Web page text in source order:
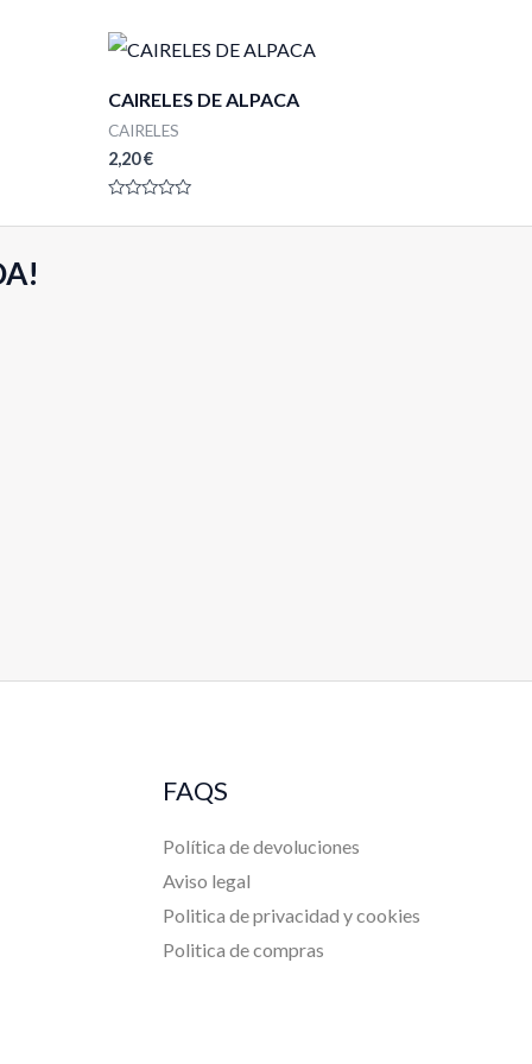
CAIRELES DE ALPACA
CAIRELES
2,20€
con
FAQS
Política de devoluciones
Aviso legal
Politica de privacidad y cookies
Politica de compras